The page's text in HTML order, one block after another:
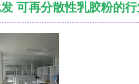
可再分散性乳胶粉的